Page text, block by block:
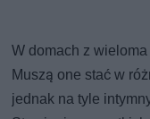
W domach z
Muszą one stać w
jednak na tyle